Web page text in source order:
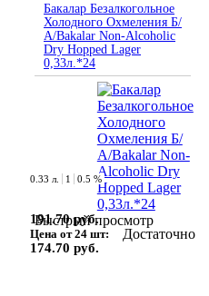
Бакалар Безалкогольное
Холодного Охмеления Б/
А/Bakalar Non-Alcoholic
Dry Hopped Lager
0,33л.*24
Быстрый просмотр
0.33 л. 1 0.5 %
191.70 руб.
Цена от 24 шт:
174.70 руб.
Достаточно